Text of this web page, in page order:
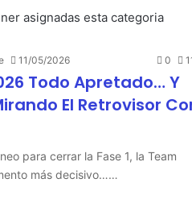
asignadas esta categoria
11/05/2026 0
Todo Apretado… Y
El Retrovisor
para cerrar la Fase 1, la Team
más decisivo……